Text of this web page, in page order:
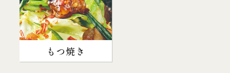
もつ焼き